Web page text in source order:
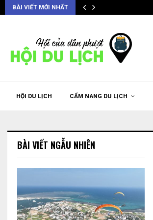
BÀI VIẾT MỚI NHẤT
HỘI DU LỊCH CẨM NANG DU LỊCH
BÀI VIẾT NGẪU NHIÊN